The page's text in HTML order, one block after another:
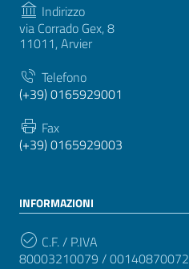
Indirizzo
via Corrado Gex, 8
11011, Arvier
Telefono
(+39) 0165929001
Fax
(+39) 0165929003
INFORMAZIONI
C.F. / P.IVA
80003210079 / 00140870072